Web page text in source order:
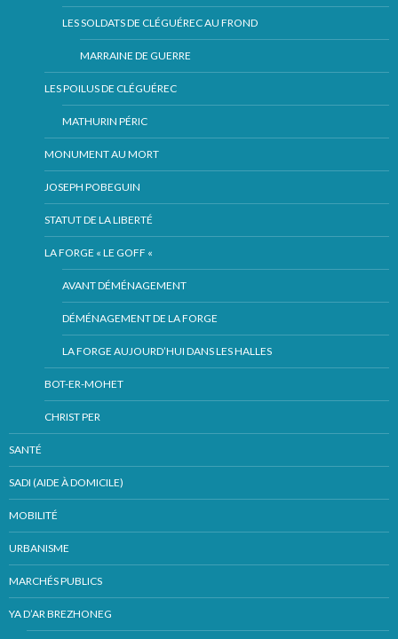
LES SOLDATS DE CLÉGUÉREC AU FROND
MARRAINE DE GUERRE
LES POILUS DE CLÉGUÉREC
MATHURIN PÉRIC
MONUMENT AU MORT
JOSEPH POBEGUIN
STATUT DE LA LIBERTÉ
LA FORGE « LE GOFF «
AVANT DÉMÉNAGEMENT
DÉMÉNAGEMENT DE LA FORGE
LA FORGE AUJOURD’HUI DANS LES HALLES
BOT-ER-MOHET
CHRIST PER
SANTÉ
SADI (AIDE À DOMICILE)
MOBILITÉ
URBANISME
MARCHÉS PUBLICS
YA D’AR BREZHONEG